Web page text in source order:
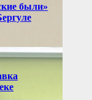
были»